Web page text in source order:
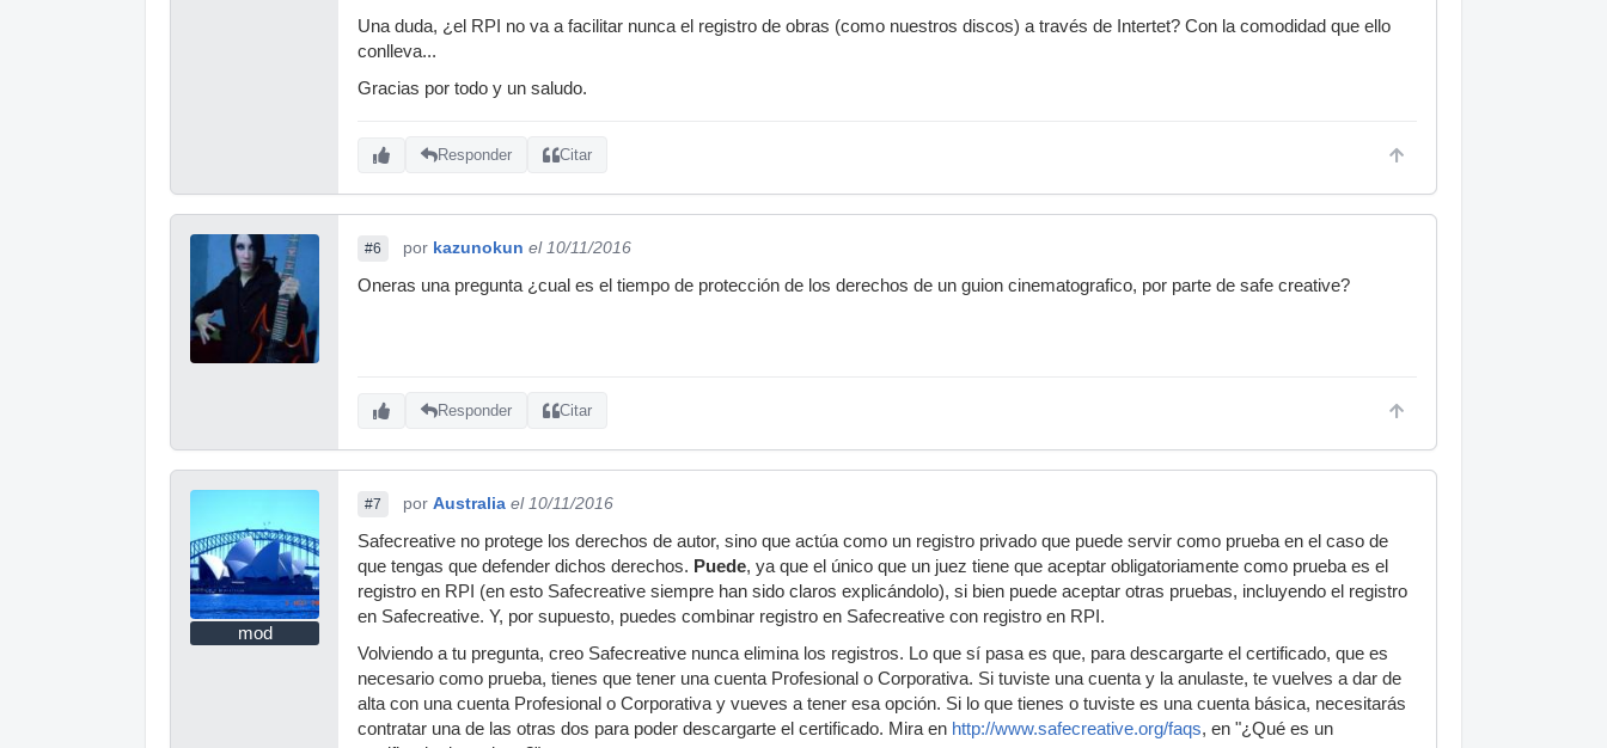
Una duda, ¿el RPI no va a facilitar nunca el registro de obras (como nuestros discos) a través de Intertet? Con la comodidad que ello
conlleva...
Gracias por todo y un saludo.
Responder Citar
#6 por kazunokun el 10/11/2016
Oneras una pregunta ¿cual es el tiempo de protección de los derechos de un guion cinematografico, por parte de safe creative?
Responder Citar
mod
#7 por Australia el 10/11/2016
Safecreative no protege los derechos de autor, sino que actúa como un registro privado que puede servir como prueba en el caso de
que tengas que defender dichos derechos. Puede, ya que el único que un juez tiene que aceptar obligatoriamente como prueba es el
registro en RPI (en esto Safecreative siempre han sido claros explicándolo), si bien puede aceptar otras pruebas, incluyendo el registro
en Safecreative. Y, por supuesto, puedes combinar registro en Safecreative con registro en RPI.
Volviendo a tu pregunta, creo Safecreative nunca elimina los registros. Lo que sí pasa es que, para descargarte el certificado, que es
necesario como prueba, tienes que tener una cuenta Profesional o Corporativa. Si tuviste una cuenta y la anulaste, te vuelves a dar de
alta con una cuenta Profesional o Corporativa y vueves a tener esa opción. Si lo que tienes o tuviste es una cuenta básica, necesitarás
contratar una de las otras dos para poder descargarte el certificado. Mira en http://www.safecreative.org/faqs, en "¿Qué es un